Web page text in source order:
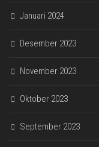
Januari 2024
Desember 2023
November 2023
Oktober 2023
September 2023